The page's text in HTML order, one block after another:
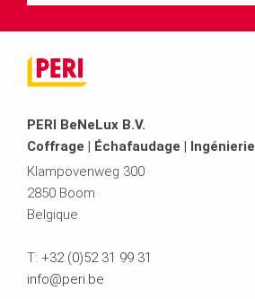
PERI BeNeLux B.V.
Coffrage | Échafaudage | Ingénierie
Klampovenweg 300
2850 Boom
Belgique
T: +32 (0)52 31 99 31
info@peri.be